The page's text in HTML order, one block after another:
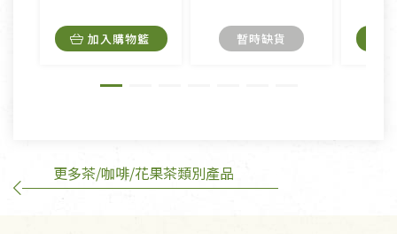
內衣褲、襪子、口罩個人衛生用品除商品本身有瑕疵
外,依據《通訊交易解除權合理例外情事適用準
訂購手抄稿退貨需知：
加入購物籃 暫時缺貨
更多茶/咖啡/花果茶類別產品